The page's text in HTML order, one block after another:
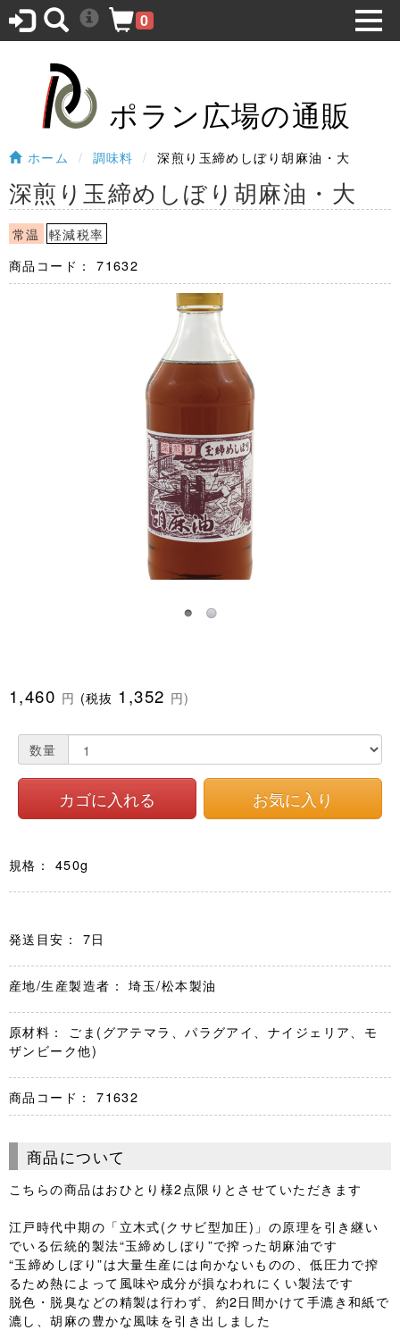
ポラン広場の通販
0
ホーム 調味料 深煎り玉締めしぼり胡麻油・大
深煎り玉締めしぼり胡麻油・大
常温
軽減税率
商品コード：
71632
1,460 円 (税抜 1,352 円)
数量
規格： 450g
発送目安： 7日
産地/生産製造者： 埼玉/松本製油
原材料： ごま(グアテマラ、パラグアイ、ナイジェリア、モ
ザンビーク他)
商品コード： 71632
商品について
こちらの商品はおひとり様2点限りとさせていただきます
江戸時代中期の「立木式(クサビ型加圧)」の原理を引き継い
でいる伝統的製法“玉締めしぼり”で搾った胡麻油です
“玉締めしぼり”は大量生産には向かないものの、低圧力で搾
るため熱によって風味や成分が損なわれにくい製法です
脱色・脱臭などの精製は行わず、約2日間かけて手漉き和紙で
漉し、胡麻の豊かな風味を引き出しました